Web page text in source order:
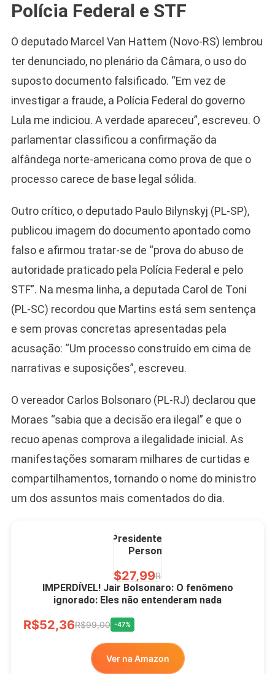
Polícia Federal e STF
O deputado Marcel Van Hattem (Novo-RS) lembrou
ter denunciado, no plenário da Câmara, o uso do
suposto documento falsificado. “Em vez de
investigar a fraude, a Polícia Federal do governo
Lula me indiciou. A verdade apareceu”, escreveu. O
parlamentar classificou a confirmação da
alfândega norte-americana como prova de que o
processo carece de base legal sólida.
Outro crítico, o deputado Paulo Bilynskyj (PL-SP),
publicou imagem do documento apontado como
falso e afirmou tratar-se de “prova do abuso de
autoridade praticado pela Polícia Federal e pelo
STF”. Na mesma linha, a deputada Carol de Toni
(PL-SC) recordou que Martins está sem sentença
e sem provas concretas apresentadas pela
acusação: “Um processo construído em cima de
narrativas e suposições”, escreveu.
O vereador Carlos Bolsonaro (PL-RJ) declarou que
Moraes “sabia que a decisão era ilegal” e que o
recuo apenas comprova a ilegalidade inicial. As
manifestações somaram milhares de curtidas e
compartilhamentos, tornando o nome do ministro
um dos assuntos mais comentados do dia.
Camiseta Camisa
2026 Pátria Brasil 6 X
10,00 S/JUROS
R$60,00R$99,00
Ver no MERCADO
LIVRE
Presidente Porcelana
Personalizada
R$27,99R$49,00
IMPERDÍVEL! Jair Bolsonaro: O fenômeno
ignorado: Eles não entenderam nada
R$52,36R$99,00 -47%
Ver na Amazon